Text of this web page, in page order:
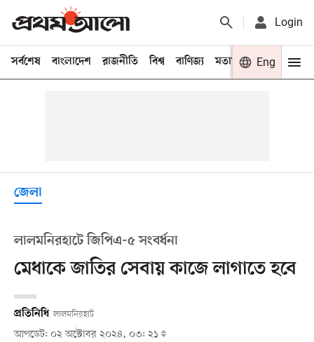
Login
সর্বশেষ বাংলাদেশ রাজনীতি বিশ্ব বাণিজ্য মতামত খেলা
Eng
জেলা
লালমনিরহাটে জিপিএ-৫ সংবর্ধনা
মেধাকে জাতির সেবায় কাজে লাগাতে হবে
প্রতিনিধি লালমনিরহাট
আপডেট: ০২ অক্টোবর ২০২৪, ০৩: ২১